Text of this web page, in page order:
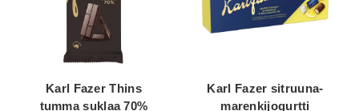
Karl Fazer Thins
tumma suklaa 70%
Karl Fazer sitruuna-
marenkijogurtti